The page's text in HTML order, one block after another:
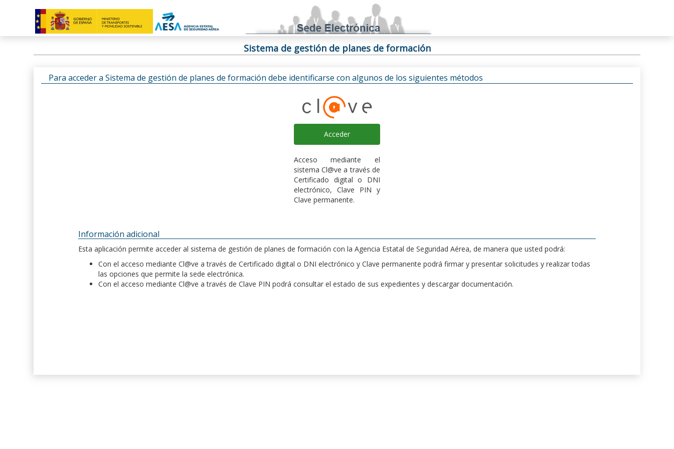
Sistema de gestión de planes de formación
Para acceder a Sistema de gestión de planes de formación debe identificarse con algunos de los siguientes métodos
Acceder
Acceso mediante el
sistema Cl@ve a través de
Certificado digital o DNI
electrónico, Clave PIN y
Clave permanente.
Información adicional
Esta aplicación permite acceder al sistema de gestión de planes de formación con la Agencia Estatal de Seguridad Aérea, de manera que usted podrá:
Con el acceso mediante Cl@ve a través de Certificado digital o DNI electrónico y Clave permanente podrá firmar y presentar solicitudes y realizar todas
las opciones que permite la sede electrónica.
Con el acceso mediante Cl@ve a través de Clave PIN podrá consultar el estado de sus expedientes y descargar documentación.